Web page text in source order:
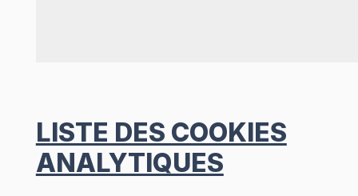
LISTE DES COOKIES
ANALYTIQUES